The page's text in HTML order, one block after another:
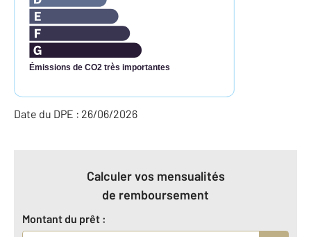
Émissions de CO2 très importantes
Date du DPE : 26/06/2026
Calculer vos mensualités
de remboursement
Montant du prêt :